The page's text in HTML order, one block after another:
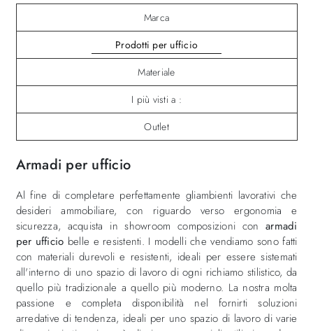
Marca
Prodotti per ufficio
Materiale
I più visti a :
Outlet
Armadi per ufficio
Al fine di completare perfettamente gliambienti lavorativi che
desideri ammobiliare, con riguardo verso ergonomia e
sicurezza, acquista in showroom composizioni con armadi
per ufficio belle e resistenti. I modelli che vendiamo sono fatti
con materiali durevoli e resistenti, ideali per essere sistemati
all'interno di uno spazio di lavoro di ogni richiamo stilistico, da
quello più tradizionale a quello più moderno. La nostra molta
passione e completa disponibilità nel fornirti soluzioni
arredative di tendenza, ideali per uno spazio di lavoro di varie